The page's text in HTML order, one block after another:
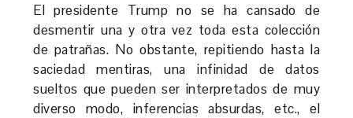
El presidente Trump no se ha cansado de
desmentir una y otra vez toda esta colección
de patrañas. No obstante, repitiendo hasta la
saciedad mentiras, una infinidad de datos
sueltos que pueden ser interpretados de muy
diverso modo, inferencias absurdas, etc., el